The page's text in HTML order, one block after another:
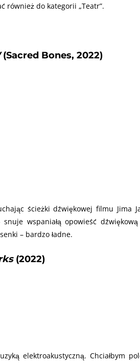
również do kategorii „Teatr”.
(Sacred Bones, 2022)
ścieżki dźwiękowej filmu Jima
wspaniałą opowieść
– bardzo ładne.
(2022)
elektroakustyczną. Chciałbym